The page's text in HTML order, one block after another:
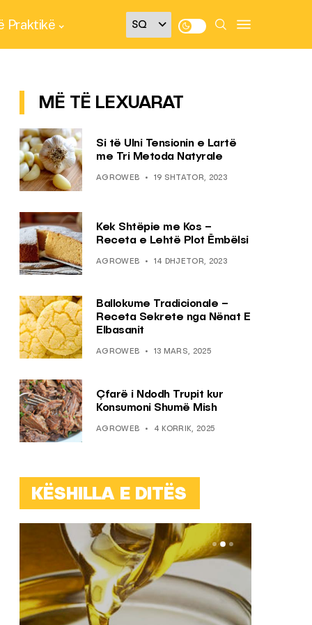
Praktikë
MË TË LEXUARAT
Si të Ulni Tensionin e Lartë
me Tri Metoda Natyrale
AGROWEB 19 SHTATOR, 2023
Kek Shtëpie me Kos –
Receta e Lehtë Plot Ëmbëlsi
AGROWEB 14 DHJETOR, 2023
Ballokume Tradicionale –
Receta Sekrete nga Nënat E
Elbasanit
AGROWEB 13 MARS, 2025
Çfarë i Ndodh Trupit kur
Konsumoni Shumë Mish
AGROWEB 4 KORRIK, 2025
KËSHILLA E DITËS